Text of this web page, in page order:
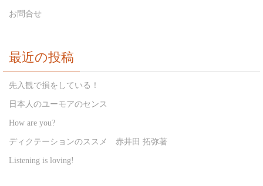
お問合せ
最近の投稿
先入観で損をしている！
日本人のユーモアのセンス
How are you?
ディクテーションのススメ 赤井田 拓弥著
Listening is loving!